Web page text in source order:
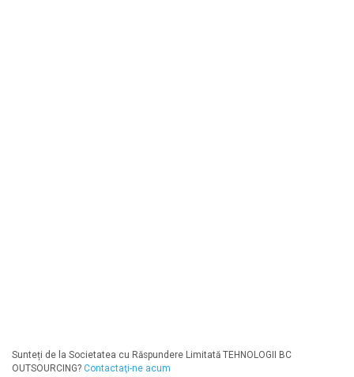
Sunteți de la Societatea cu Răspundere Limitată TEHNOLOGII BC
OUTSOURCING? Contactaţi-ne acum